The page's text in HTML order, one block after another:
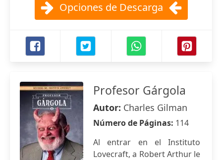
Opciones de Descarga
Profesor Gárgola
Autor: Charles Gilman
Número de Páginas: 114
Al entrar en el Instituto
Lovecraft, a Robert Arthur le